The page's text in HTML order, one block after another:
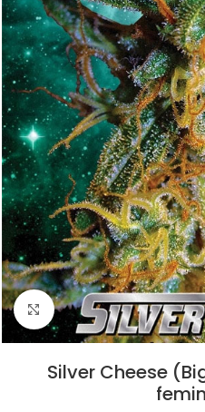
Click to enlarge
Silver Cheese